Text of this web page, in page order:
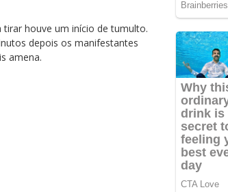
houve um início de tumulto.
depois os manifestantes
amena.